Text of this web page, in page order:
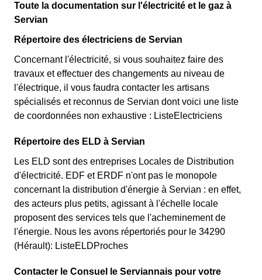
Toute la documentation sur l'électricité et le gaz à
Servian
Répertoire des électriciens de Servian
Concernant l'électricité, si vous souhaitez faire des
travaux et effectuer des changements au niveau de
l'électrique, il vous faudra contacter les artisans
spécialisés et reconnus de Servian dont voici une liste
de coordonnées non exhaustive : ListeElectriciens
Répertoire des ELD à Servian
Les ELD sont des entreprises Locales de Distribution
d'électricité. EDF et ERDF n'ont pas le monopole
concernant la distribution d'énergie à Servian : en effet,
des acteurs plus petits, agissant à l'échelle locale
proposent des services tels que l'acheminement de
l'énergie. Nous les avons répertoriés pour le 34290
(Hérault): ListeELDProches
Contacter le Consuel le Serviannais pour votre